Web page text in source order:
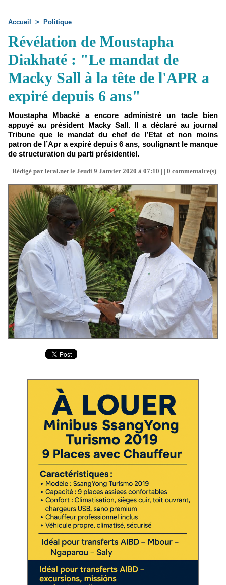
Accueil > Politique
Révélation de Moustapha
Diakhaté : "Le mandat de
Macky Sall à la tête de l'APR a
expiré depuis 6 ans"
Moustapha Mbacké a encore administré un tacle bien
appuyé au président Macky Sall. Il a déclaré au journal
Tribune que le mandat du chef de l’Etat et non moins
patron de l’Apr a expiré depuis 6 ans, soulignant le manque
de structuration du parti présidentiel.
Rédigé par leral.net le Jeudi 9 Janvier 2020 à 07:10 | | 0 commentaire(s)|